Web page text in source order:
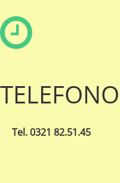
TELEFONO
Tel. 0321 82.51.45